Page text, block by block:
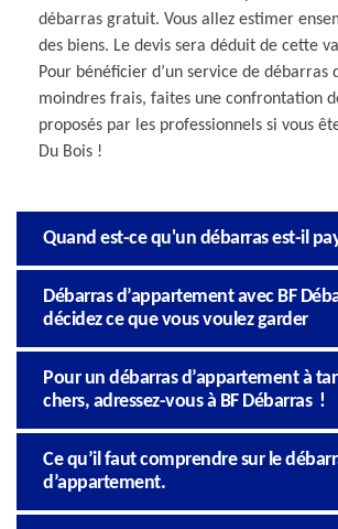
débarras gratuit. Vous allez estimer
des biens. Le devis sera déduit de cette
Pour bénéficier d’un service de débarras
moindres frais, faites une confrontation
proposés par les professionnels si vous
Du Bois !
Quand est-ce qu'un débarras est-il
Débarras d’appartement avec BF
décidez ce que vous voulez garder
Pour un débarras d’appartement à
chers, adressez-vous à BF Débarras !
Ce qu’il faut comprendre sur le
d’appartement.